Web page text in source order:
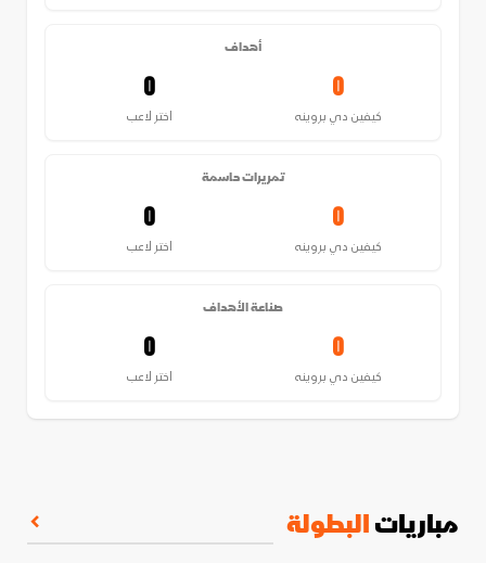
أهداف
0
اختر لاعب
0
كيفين دي بروينه
تمريرات حاسمة
0
اختر لاعب
0
كيفين دي بروينه
صناعة الأهداف
0
اختر لاعب
0
كيفين دي بروينه
مبارياتالبطولة